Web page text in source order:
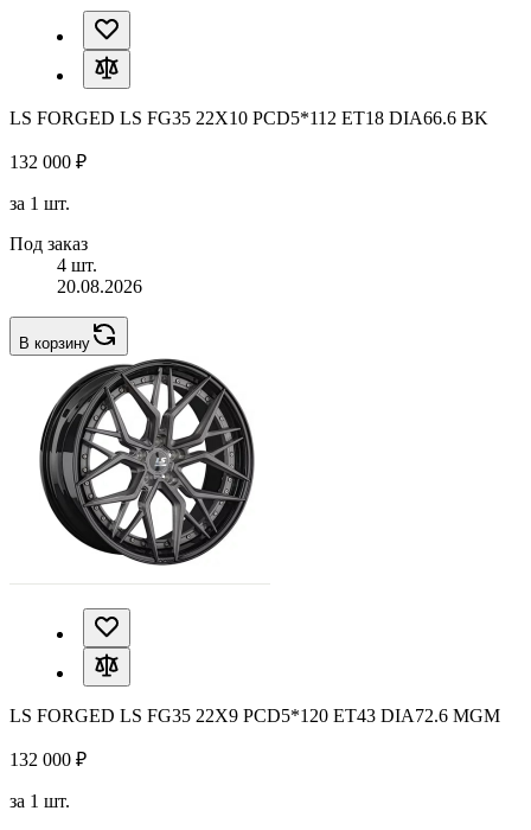
LS FORGED LS FG35 22X10 PCD5*112 ET18 DIA66.6 BK
132 000 ₽
за 1 шт.
Под заказ
4 шт.
20.08.2026
В корзину
LS FORGED LS FG35 22X9 PCD5*120 ET43 DIA72.6 MGM
132 000 ₽
за 1 шт.